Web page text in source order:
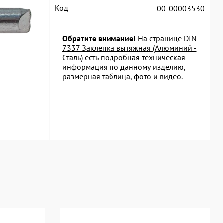
Код 00-00003530
Обратите внимание! На странице DIN
7337 Заклепка вытяжная (Алюминий -
Сталь)есть подробная техническая
информация по данному изделию,
размерная таблица, фото и видео.